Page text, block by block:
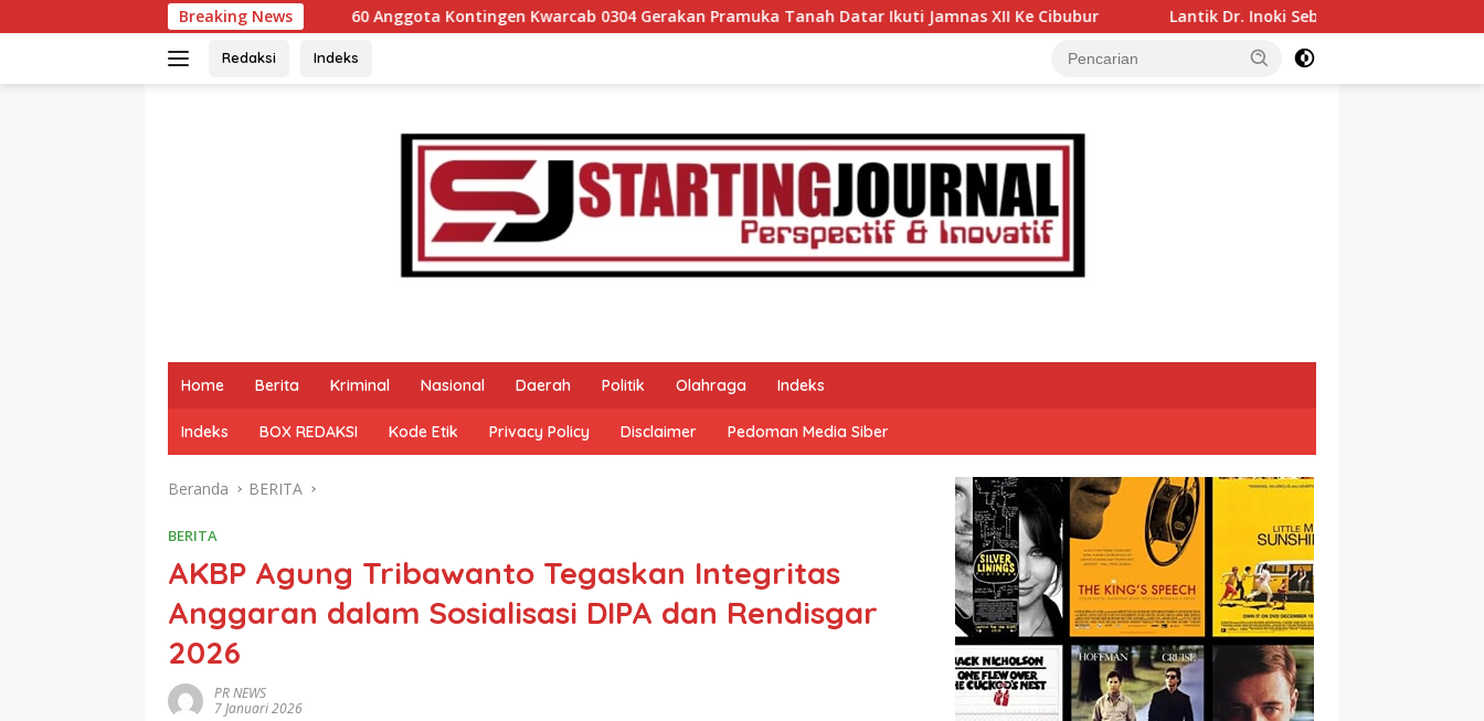
ke
Breaking News
60 Anggota Kontingen Kwarcab 0304 Gerakan Pramuka Tanah Datar Ikuti Jamnas XII Ke Cibubur Lantik Dr. Inoki Sebagai Direktur Perumda Air Minum Tirta
Redaksi Indeks
Home Berita Kriminal Nasional Daerah Politik Olahraga Indeks
Indeks BOX REDAKSI Kode Etik Privacy Policy Disclaimer Pedoman Media Siber
Beranda BERITA
BERITA
AKBP Agung Tribawanto Tegaskan Integritas
Anggaran dalam Sosialisasi DIPA dan Rendisgar
2026
PR NEWS
7 Januari 2026